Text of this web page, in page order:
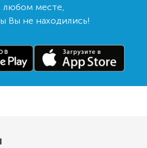
любом месте,
Вы не находились!